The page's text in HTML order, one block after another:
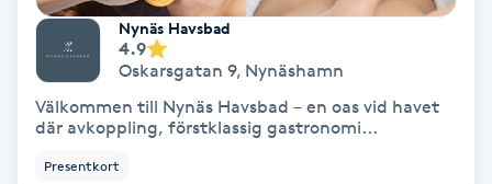
Fransborttagning
Fransfärgning
Fransförlängning
Nynäs Havsbad
4.9
Oskarsgatan 9, Nynäshamn
Välkommen till Nynäs Havsbad – en oas vid havet
där avkoppling, förstklassig gastronomi...
Presentkort